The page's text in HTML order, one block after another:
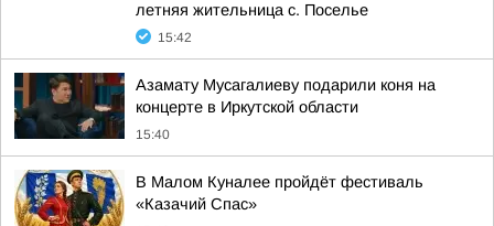
летняя жительница с. Поселье
15:42
Азамату Мусагалиеву подарили коня на
концерте в Иркутской области
15:40
В Малом Куналее пройдёт фестиваль
«Казачий Спас»